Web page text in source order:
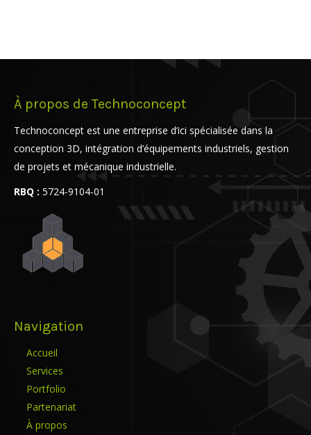
À propos de Technoconcept
Technoconcept est une entreprise d’ici spécialisée dans la
conception 3D, intégration d’équipements industriels, gestion
de projets et mécanique industrielle.
RBQ : 5724-9104-01
Navigation
Accueil
Services
Portfolio
Partenariat
À propos